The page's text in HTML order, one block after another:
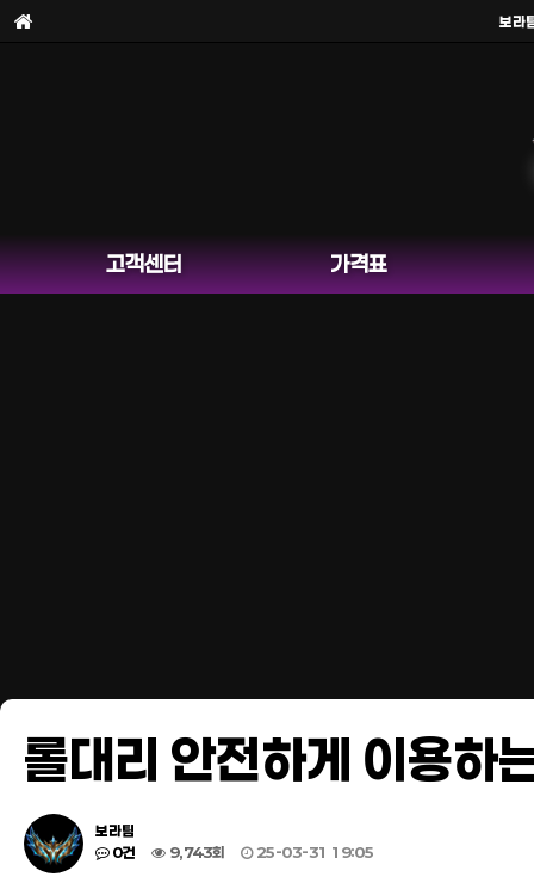
사칭한
고객센터 가격표
롤대리 안전하게 이용하
보라팀
0건
9,743회 25-03-31 19:05